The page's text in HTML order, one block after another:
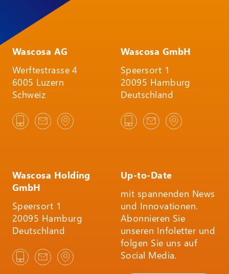
Wascosa AG
Werftestrasse 4
6005 Luzern
Schweiz
Wascosa GmbH
Speersort 1
20095 Hamburg
Deutschland
Wascosa Holding
GmbH
Speersort 1
20095 Hamburg
Deutschland
Up-to-Date
mit spannenden News
und Innovationen.
Abonnieren Sie
unseren Infoletter und
folgen Sie uns auf
Social Media.